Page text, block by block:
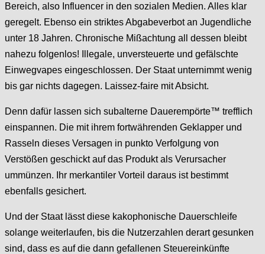
Bereich, also Influencer in den sozialen Medien. Alles klar
geregelt. Ebenso ein striktes Abgabeverbot an Jugendliche
unter 18 Jahren. Chronische Mißachtung all dessen bleibt
nahezu folgenlos! Illegale, unversteuerte und gefälschte
Einwegvapes eingeschlossen. Der Staat unternimmt wenig
bis gar nichts dagegen. Laissez-faire mit Absicht.
Denn dafür lassen sich subalterne Dauerempörte™ trefflich
einspannen. Die mit ihrem fortwährenden Geklapper und
Rasseln dieses Versagen in punkto Verfolgung von
Verstößen geschickt auf das Produkt als Verursacher
ummünzen. Ihr merkantiler Vorteil daraus ist bestimmt
ebenfalls gesichert.
Und der Staat lässt diese kakophonische Dauerschleife
solange weiterlaufen, bis die Nutzerzahlen derart gesunken
sind, dass es auf die dann gefallenen Steuereinkünfte